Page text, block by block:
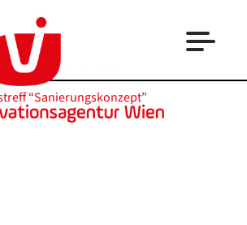
“Sanierungskonzept”